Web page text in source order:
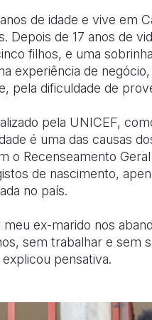
de idade e vive em
Depois de 17 anos de
filhos, e uma
experiência de
pela dificuldade de
pela UNICEF,
é uma das causas
o Recenseamento
de nascimento,
no país.
meu ex-marido nos
sem trabalhar e sem
pensativa.